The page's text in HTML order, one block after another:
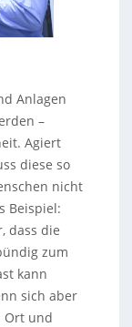
Anlagen
–
Agiert
diese so
nicht
Beispiel:
dass die
zum
kann
sich aber
Ort und